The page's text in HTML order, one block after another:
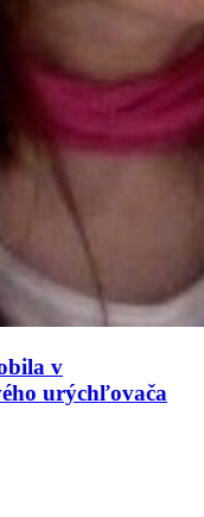
v
urýchľovača